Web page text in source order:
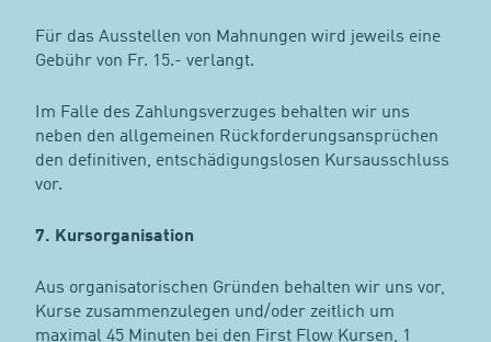
Für das Ausstellen von Mahnungen wird jeweils eine
Gebühr von Fr. 15.- verlangt.
Im Falle des Zahlungsverzuges behalten wir uns
neben den allgemeinen Rückforderungsansprüchen
den definitiven, entschädigungslosen Kursausschluss
vor.
7. Kursorganisation
Aus organisatorischen Gründen behalten wir uns vor,
Kurse zusammenzulegen und/oder zeitlich um
maximal 45 Minuten bei den First Flow Kursen, 1